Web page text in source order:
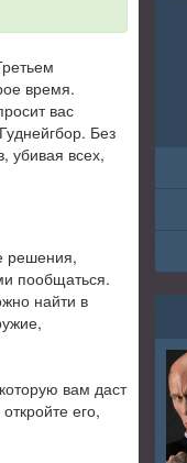
время.
вас
Без
убивая всех,
решения,
пообщаться.
найти в
вам даст
его,